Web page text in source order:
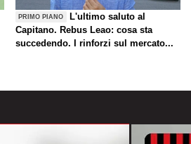
PRIMO PIANO
L'ultimo saluto al
Capitano. Rebus Leao: cosa sta
succedendo. I rinforzi sul mercato...